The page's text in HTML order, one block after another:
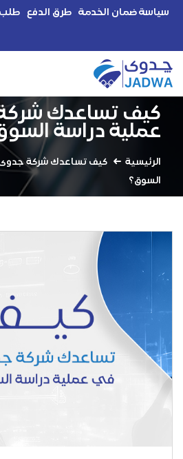
سياسة ضمان الخدمة طرق الدفع طلب
كيف تساعدك
عملية دراسة
الرئيسية
كيف تساعدك شركة
السوق؟